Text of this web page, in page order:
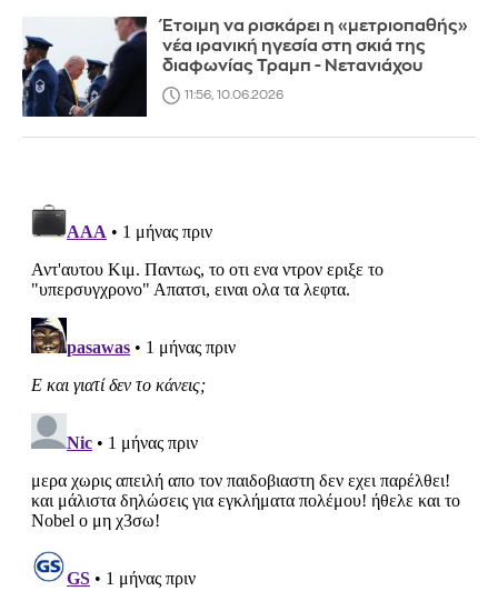
Έτοιμη να ρισκάρει η «μετριοπαθής»
νέα ιρανική ηγεσία στη σκιά της
διαφωνίας Τραμπ - Νετανιάχου
11:56, 10.06.2026